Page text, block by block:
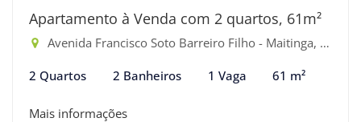
Apartamento à Venda com 2 quartos, 61m²
Avenida Francisco Soto Barreiro Filho - Maitinga, Bertioga-SP
2 Quartos 2 Banheiros 1 Vaga 61 m²
Mais informações